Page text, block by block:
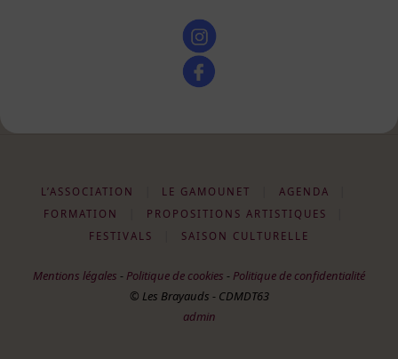
L’ASSOCIATION LE GAMOUNET AGENDA
FORMATION
PROPOSITIONS ARTISTIQUES
FESTIVALS
SAISON CULTURELLE
Mentions légales - Politique de cookies - Politique de confidentialité
© Les Brayauds - CDMDT63
admin